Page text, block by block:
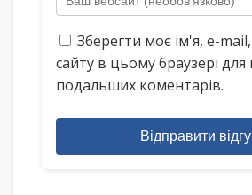
Зберегти моє ім'я, e-
сайту в цьому браузері для
подальших коментарів.
Відправити